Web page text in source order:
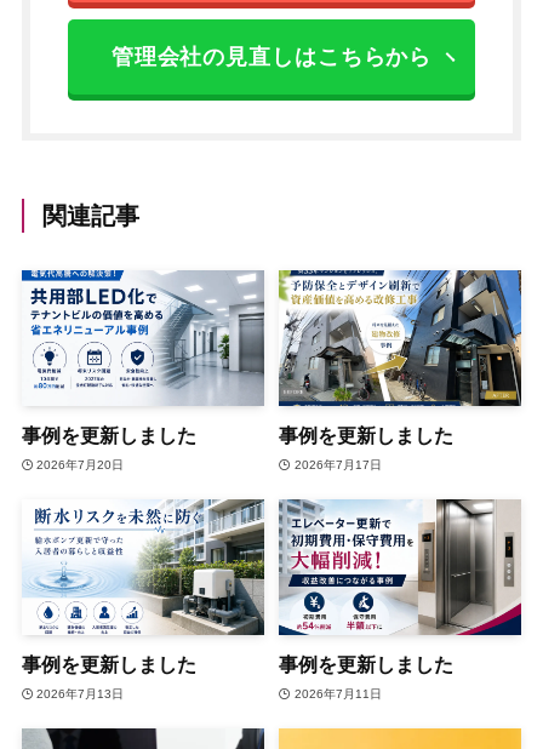
管理会社の見直しはこちらから
関連記事
事例を更新しました
2026年7月20日
事例を更新しました
2026年7月17日
事例を更新しました
2026年7月13日
事例を更新しました
2026年7月11日